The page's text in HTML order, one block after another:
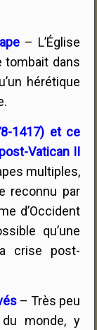
– L’Église
tombait dans
hérétique
1417) et ce
Vatican II
multiples,
reconnu par
d’Occident
qu’une
crise post-
– Très peu
monde, y